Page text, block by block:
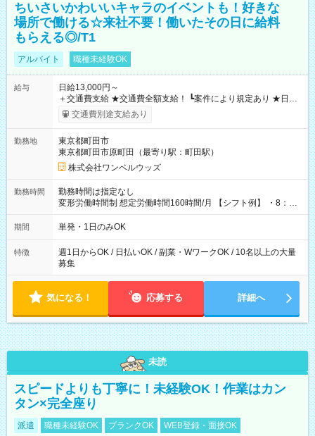
ちいさいかわいいキャラのイベントも！好きな
場所で働ける☆来社不要！働いたその日に給料
もらえる◎/T1
アルバイト 職種未経験OK
給与
日給13,000円～
＋交通費支給 ★交通費全額支給！ ┗案件により規定あり ★日払
いOK！（規定あり） ┗働いたその日に現金GET♪ お仕事後はコ
ンビニATMから 日払い分を引き落とせます！ 【試用期間】試
交通費別途支給あり
勤務地
東京都町田市
東京都町田市原町田（最寄り駅：町田駅）
株式会社ワンベルウッズ
勤務時間
勤務時間は指定なし
変形労働時間制 想定労働時間160時間/月 【シフト例】 ・8：00
～21：00
期間 単発・1日のみOK
特徴
週1日からOK / 日払いOK / 副業・WワークOK / 10名以上の大量
募集
気になる！ 応募する 詳細へ
未読
スピードよりも丁寧に！未経験OK！作業はカン
タン×完全座り
派遣 職種未経験OK ブランクOK WEB登録・面接OK